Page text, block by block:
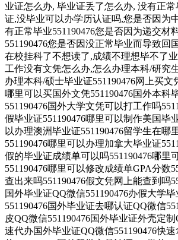
业证怎么办, 毕业证丢了怎么办, 没有正
证,没毕业可以办学历认证吗,您是否因为
有正常毕业551190476您是否因为递交材
551190476您是否因没正常毕业而导致回
在校挂科了不想读了,成绩不理想毕不了
工作没有文凭怎么办,怎么办理本科/研究
办理本科/硕士毕业证551190476网上买文
哪里可以买国外文凭551190476国外本科
551190476国外大学文凭可以打工作吗
假毕业证551190476哪里可以制作美国毕
以办理澳洲毕业证551190476留学生在哪
551190476哪里可以办理加拿大毕业证
假的毕业证成绩单可以吗551190476哪里
551190476哪里可以修改成绩单GPA分数
查出来吗551190476假文凭网上能查到吗
国外毕业证QQ微信551190476办假大学
551190476国外毕业证去哪认证QQ微信
皮QQ微信551190476国外毕业证外壳定制
速代办国外毕业证QQ微信551190476快